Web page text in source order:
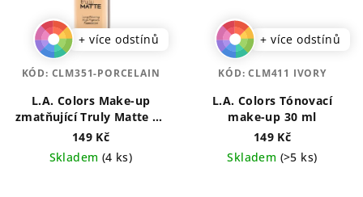
+ více odstínů
L.A. Colors Make-up
zmatňující Truly Matte 40
ml
149 Kč
Skladem (4 ks)
KÓD: CLM351-PORCELAIN
+ více odstínů
L.A. Colors Tónovací
make-up 30 ml
149 Kč
Skladem (>5 ks)
KÓD:CLM411 IVORY